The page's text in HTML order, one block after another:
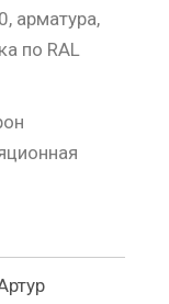
арматура,
по RAL